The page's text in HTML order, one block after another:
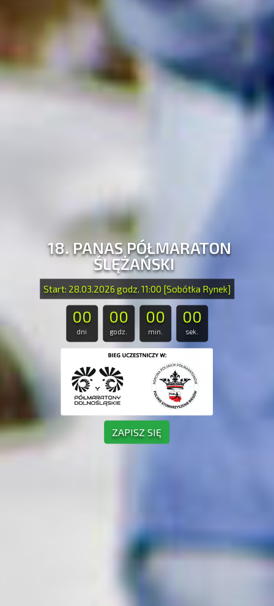
18. PANAS PÓŁMARATON
ŚLĘŻAŃSKI
Start: 28.03.2026 godz. 11:00 [Sobótka Rynek]
00
dni
00
godz.
00
min.
00
sek.
ZAPISZ SIĘ